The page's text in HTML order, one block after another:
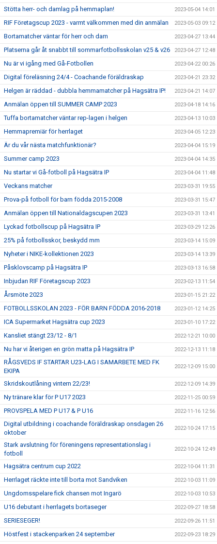
Stötta herr- och damlag på hemmaplan! 2023-05-04 14:01
RIF Företagscup 2023 - varmt välkommen med din anmälan 2023-05-03 09:12
Bortamatcher väntar för herr och dam 2023-04-27 13:44
Platserna går åt snabbt till sommarfotbollsskolan v25 & v26 2023-04-27 12:48
Nu är vi igång med Gå-Fotbollen 2023-04-22 00:26
Digital föreläsning 24/4 - Coachande föräldraskap 2023-04-21 23:32
Helgen är räddad - dubbla hemmamatcher på Hagsätra IP! 2023-04-21 14:07
Anmälan öppen till SUMMER CAMP 2023 2023-04-18 14:16
Tuffa bortamatcher väntar rep-lagen i helgen 2023-04-13 10:03
Hemmapremiär för herrlaget 2023-04-05 12:23
Är du vår nästa matchfunktionär? 2023-04-04 15:19
Summer camp 2023 2023-04-04 14:35
Nu startar vi Gå-fotboll på Hagsätra IP 2023-04-04 11:48
Veckans matcher 2023-03-31 19:55
Prova-på fotboll för barn födda 2015-2008 2023-03-31 15:47
Anmälan öppen till Nationaldagscupen 2023 2023-03-31 13:41
Lyckad fotbollscup på Hagsätra IP 2023-03-29 12:26
25% på fotbollsskor, beskydd mm 2023-03-14 15:09
Nyheter i NIKE-kollektionen 2023 2023-03-14 13:39
Påsklovscamp på Hagsätra IP 2023-03-13 16:58
Inbjudan RIF Företagscup 2023 2023-02-13 11:54
Årsmöte 2023 2023-01-15 21:22
FOTBOLLSSKOLAN 2023 - FÖR BARN FÖDDA 2016-2018 2023-01-12 14:25
ICA Supermarket Hagsätra cup 2023 2023-01-10 17:22
Kansliet stängt 23/12 - 8/1 2022-12-21 10:00
Nu har vi återigen en grön matta på Hagsätra IP 2022-12-13 11:18
RÅGSVEDS IF STARTAR U23-LAG I SAMARBETE MED FK
EKIPA
2022-12-09 15:00
Skridskoutlåning vintern 22/23! 2022-12-09 14:39
Ny tränare klar för P U17 2023 2022-11-25 00:59
PROVSPELA MED P U17 & P U16 2022-11-16 12:56
Digital utbildning i coachande föräldraskap onsdagen 26
oktober
2022-10-24 17:15
Stark avslutning för föreningens representationslag i
fotboll
2022-10-24 12:49
Hagsätra centrum cup 2022 2022-10-04 11:31
Herrlaget räckte inte till borta mot Sandviken 2022-10-03 11:09
Ungdomsspelare fick chansen mot Ingarö 2022-10-03 10:53
U16 debutant i herrlagets bortaseger 2022-09-27 18:58
SERIESEGER! 2022-09-26 11:51
Höstfest i stackenparken 24 september 2022-09-23 18:29